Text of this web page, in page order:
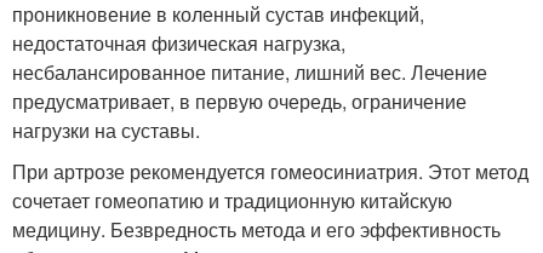
проникновение в коленный сустав инфекций,
недостаточная физическая нагрузка,
несбалансированное питание, лишний вес. Лечение
предусматривает, в первую очередь, ограничение
нагрузки на суставы.
При артрозе рекомендуется гомеосиниатрия. Этот метод
сочетает гомеопатию и традиционную китайскую
медицину. Безвредность метода и его эффективность